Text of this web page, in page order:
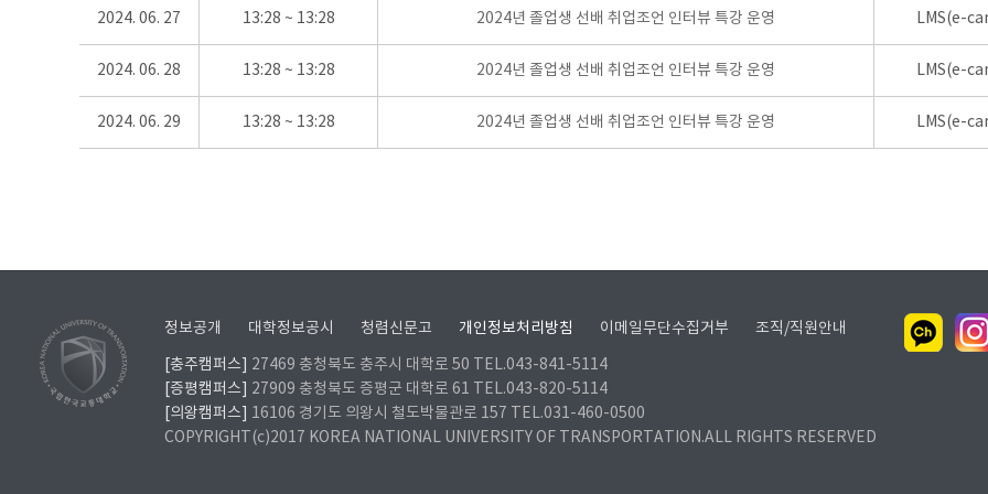
2024. 06. 27 13:28 ~ 13:28 2024년 졸업생 선배 취업조언 인터뷰 특강 운영 LMS(e-
2024. 06. 28 13:28 ~ 13:28 2024년 졸업생 선배 취업조언 인터뷰 특강 운영 LMS(e-
2024. 06. 29 13:28 ~ 13:28 2024년 졸업생 선배 취업조언 인터뷰 특강 운영 LMS(e-
정보공개 대학정보공시 청렴신문고 개인정보처리방침 이메일무단수집거부 조직/직원안내
[충주캠퍼스]
27469 충청북도 충주시 대학로 50 TEL.043-841-5114
[증평캠퍼스]
27909 충청북도 증평군 대학로 61 TEL.043-820-5114
[의왕캠퍼스]
16106 경기도 의왕시 철도박물관로 157 TEL.031-460-0500
COPYRIGHT(c)2017 KOREA NATIONAL UNIVERSITY OF TRANSPORTATION.ALL RIGHTS RESERVED